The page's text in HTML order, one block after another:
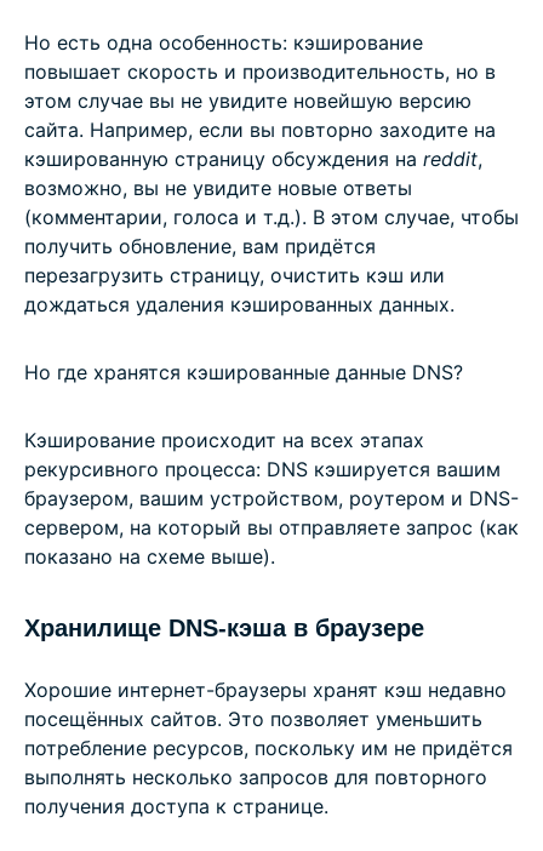
Но есть одна особенность: кэширование
повышает скорость и производительность, но в
этом случае вы не увидите новейшую версию
сайта. Например, если вы повторно заходите на
кэшированную страницу обсуждения на reddit,
возможно, вы не увидите новые ответы
(комментарии, голоса и т.д.). В этом случае, чтобы
получить обновление, вам придётся
перезагрузить страницу, очистить кэш или
дождаться удаления кэшированных данных.
Но где хранятся кэшированные данные DNS?
Кэширование происходит на всех этапах
рекурсивного процесса: DNS кэшируется вашим
браузером, вашим устройством, роутером и DNS-
сервером, на который вы отправляете запрос (как
показано на схеме выше).
Хранилище DNS-кэша в браузере
Хорошие интернет-браузеры хранят кэш недавно
посещённых сайтов. Это позволяет уменьшить
потребление ресурсов, поскольку им не придётся
выполнять несколько запросов для повторного
получения доступа к странице.